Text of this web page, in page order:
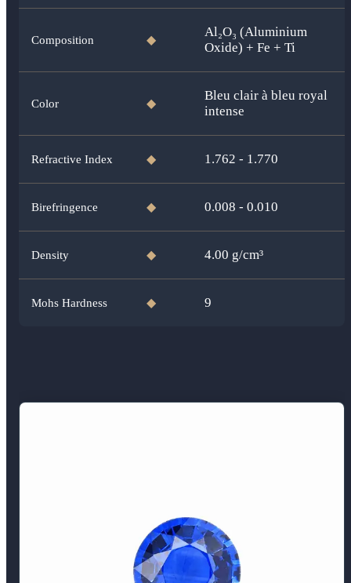
Composition ◆
Al₂O₃ (Aluminium
Oxide) + Fe + Ti
Color ◆
Bleu clair à bleu royal
intense
Refractive Index ◆ 1.762 - 1.770
Birefringence ◆ 0.008 - 0.010
Density ◆ 4.00 g/cm³
Mohs Hardness ◆ 9